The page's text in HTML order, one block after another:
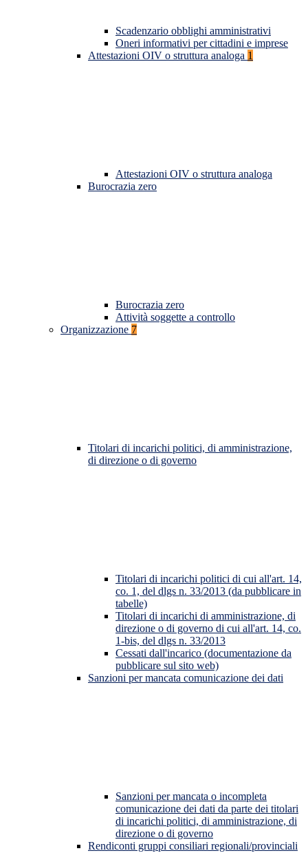
Scadenzario obblighi amministrativi
Oneri informativi per cittadini e imprese
Attestazioni OIV o struttura analoga 1
Attestazioni OIV o struttura analoga
Burocrazia zero
Burocrazia zero
Attività soggette a controllo
Organizzazione 7
Titolari di incarichi politici, di amministrazione,
di direzione o di governo
Titolari di incarichi politici di cui all'art. 14,
co. 1, del dlgs n. 33/2013 (da pubblicare in
tabelle)
Titolari di incarichi di amministrazione, di
direzione o di governo di cui all'art. 14, co.
1-bis, del dlgs n. 33/2013
Cessati dall'incarico (documentazione da
pubblicare sul sito web)
Sanzioni per mancata comunicazione dei dati
Sanzioni per mancata o incompleta
comunicazione dei dati da parte dei titolari
di incarichi politici, di amministrazione, di
direzione o di governo
Rendiconti gruppi consiliari regionali/provinciali